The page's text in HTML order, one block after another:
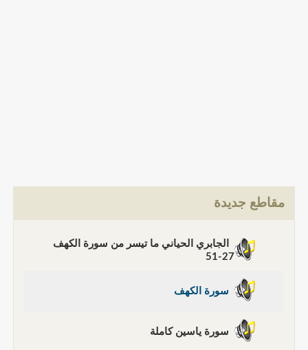
مقاطع جديدة
الجابري الحياني ما تيسر من سورة الكهف
27-51
سورة الكهف
سورة ياسين كاملة